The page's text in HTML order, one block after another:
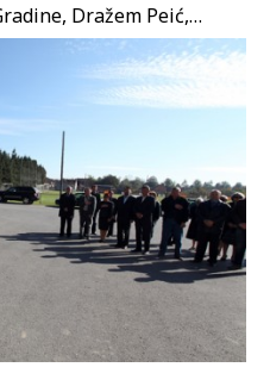
Dražem Peić,…